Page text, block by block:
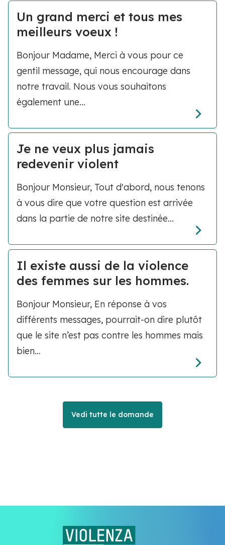
Un grand merci et tous mes
meilleurs voeux !
Bonjour Madame, Merci à vous pour ce
gentil message, qui nous encourage dans
notre travail. Nous vous souhaitons
également une...
Je ne veux plus jamais
redevenir violent
Bonjour Monsieur, Tout d'abord, nous tenons
à vous dire que votre question est arrivée
dans la partie de notre site destinée...
Il existe aussi de la violence
des femmes sur les hommes.
Bonjour Monsieur, En réponse à vos
différents messages, pourrait-on dire plutôt
que le site n’est pas contre les hommes mais
bien...
Vedi tutte le domande